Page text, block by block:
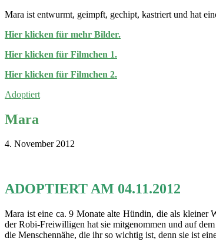
Mara ist entwurmt, geimpft, gechipt, kastriert und hat
Hier klicken für mehr Bilder.
Hier klicken für Filmchen 1.
Hier klicken für Filmchen 2.
Adoptiert
Mara
4. November 2012
ADOPTIERT AM 04.11.2012
Mara ist eine ca. 9 Monate alte Hündin, die als kleiner
der Robi-Freiwilligen hat sie mitgenommen und auf
die Menschennähe, die ihr so wichtig ist, denn sie ist